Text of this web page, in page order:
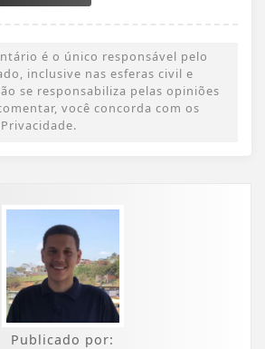
é o único responsável pelo
inclusive nas esferas civil e
se responsabiliza pelas opiniões
você concorda com os
Publicado por: